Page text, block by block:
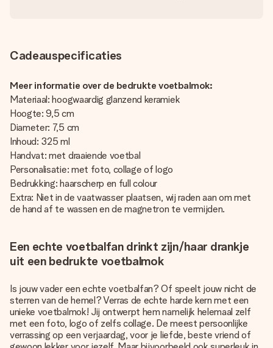
Cadeauspecificaties
Meer informatie over de bedrukte voetbalmok:
Materiaal: hoogwaardig glanzend keramiek
Hoogte: 9,5 cm
Diameter: 7,5 cm
Inhoud: 325 ml
Handvat: met draaiende voetbal
Personalisatie: met foto, collage of logo
Bedrukking: haarscherp en full colour
Extra: Niet in de vaatwasser plaatsen, wij raden aan om met
de hand af te wassen en de magnetron te vermijden.
Een echte voetbalfan drinkt zijn/haar drankje
uit een bedrukte voetbalmok
Is jouw vader een echte voetbalfan? Of speelt jouw nicht de
sterren van de hemel? Verras de echte harde kern met een
unieke voetbalmok! Jij ontwerpt hem namelijk helemaal zelf
met een foto, logo of zelfs collage. De meest persoonlijke
verrassing op een verjaardag, voor je liefde, beste vriend of